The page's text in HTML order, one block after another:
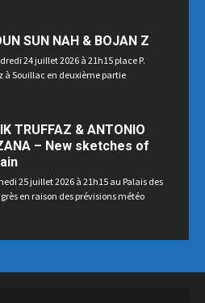
SUN NAH & BOJAN Z
24 juillet 2026 à 21h15 place P.
à Souillac en deuxième partie
TRUFFAZ & ANTONIO
– New sketches of
25 juillet 2026 à 21h15 au Palais des
en raison des prévisions météo